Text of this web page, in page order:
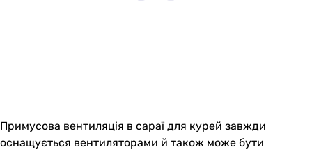
Примусова вентиляція в сараї для курей завжди
оснащується вентиляторами й також може бути